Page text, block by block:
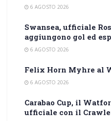
6 AGOSTO 2026
Swansea, ufficiale
aggiungono gol ed
6 AGOSTO 2026
Felix Horn Myhre al
6 AGOSTO 2026
Carabao Cup, il
ufficiale con il